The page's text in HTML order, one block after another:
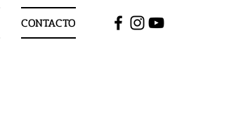
CONTACTO